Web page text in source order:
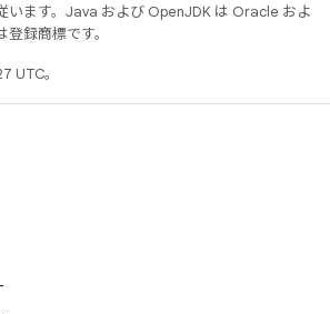
います。Java および OpenJDK は Oracle およ
録商標です。
UTC。